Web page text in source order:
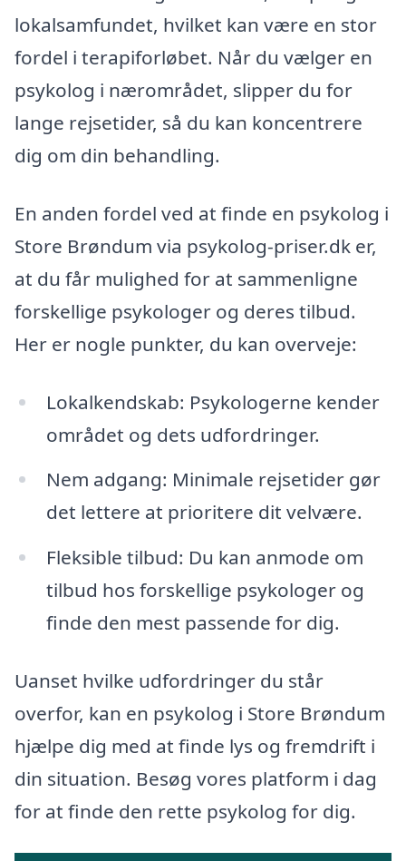
lokalsamfundet, hvilket kan være en stor
fordel i terapiforløbet. Når du vælger en
psykolog i nærområdet, slipper du for
lange rejsetider, så du kan koncentrere
dig om din behandling.
En anden fordel ved at finde en psykolog i
Store Brøndum via psykolog-priser.dk er,
at du får mulighed for at sammenligne
forskellige psykologer og deres tilbud.
Her er nogle punkter, du kan overveje:
Lokalkendskab: Psykologerne kender
området og dets udfordringer.
Nem adgang: Minimale rejsetider gør
det lettere at prioritere dit velvære.
Fleksible tilbud: Du kan anmode om
tilbud hos forskellige psykologer og
finde den mest passende for dig.
Uanset hvilke udfordringer du står
overfor, kan en psykolog i Store Brøndum
hjælpe dig med at finde lys og fremdrift i
din situation. Besøg vores platform i dag
for at finde den rette psykolog for dig.